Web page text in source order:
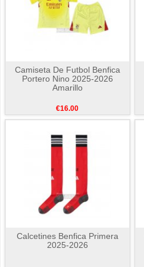
Camiseta De Futbol Benfica
Portero Nino 2025-2026
Amarillo
€16.00
Calcetines Benfica Primera
2025-2026